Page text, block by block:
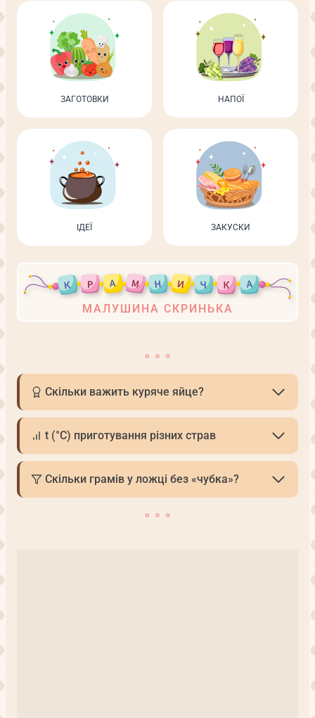
ЗАГОТОВКИ НАПОЇ
ІДЕЇ ЗАКУСКИ
МАЛУШИНА СКРИНЬКА
Скільки важить куряче яйце?
t (°С) приготування різних страв
Скільки грамів у ложці без «чубка»?